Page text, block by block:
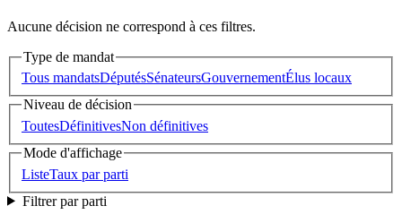
Aucune décision ne correspond à ces filtres.
Type de mandat
Tous mandatsDéputésSénateursGouvernementÉlus locaux
Niveau de décision
ToutesDéfinitivesNon définitives
Mode d'affichage
ListeTaux par parti
Filtrer par parti